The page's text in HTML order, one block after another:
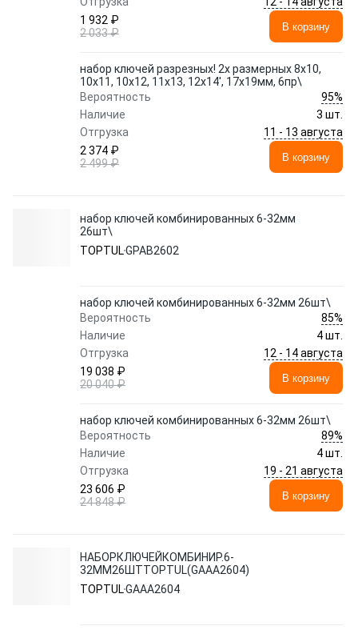
1 932 ₽
2 033 ₽
В корзину
набор ключей разрезных! 2х размерных 8х10,
10х11, 10х12, 11х13, 12х14', 17х19мм, 6пр\
Вероятность
95%
Наличие
3 шт.
Отгрузка
11 - 13 августа
2 374 ₽
2 499 ₽
В корзину
набор ключей комбинированных 6-32мм
26шт\
TOPTULGPAB2602
набор ключей комбинированных 6-32мм 26шт\
Вероятность
85%
Наличие
4 шт.
Отгрузка
12 - 14 августа
19 038 ₽
20 040 ₽
В корзину
набор ключей комбинированных 6-32мм 26шт\
Вероятность
89%
Наличие
4 шт.
Отгрузка
19 - 21 августа
23 606 ₽
24 848 ₽
В корзину
НАБОРКЛЮЧЕЙКОМБИНИР.6-
32ММ26ШТTOPTUL(GAAA2604)
TOPTULGAAA2604